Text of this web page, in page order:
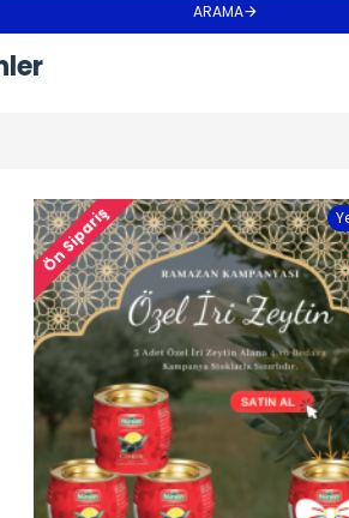
ARAMA
Ön Sipariş